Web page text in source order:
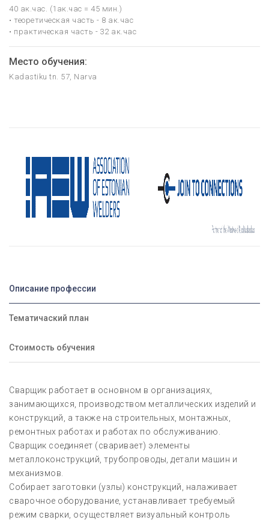
40 ак.час. (1ак.час = 45 мин.)
• теоретическая часть - 8 ак.час
• практическая часть - 32 ак.час
Место обучения:
Kadastiku tn. 57, Narva
Описание профессии
Тематичаский план
Стоимость обучения
Сварщик работает в основном в организациях,
занимающихся, производством металлических изделий и
конструкций, а также на строительных, монтажных,
ремонтных работах и работах по обслуживанию.
Сварщик соединяет (сваривает) элементы
металлоконструкций, трубопроводы, детали машин и
механизмов.
Собирает заготовки (узлы) конструкций, налаживает
сварочное оборудование, устанавливает требуемый
режим сварки, осуществляет визуальный контроль